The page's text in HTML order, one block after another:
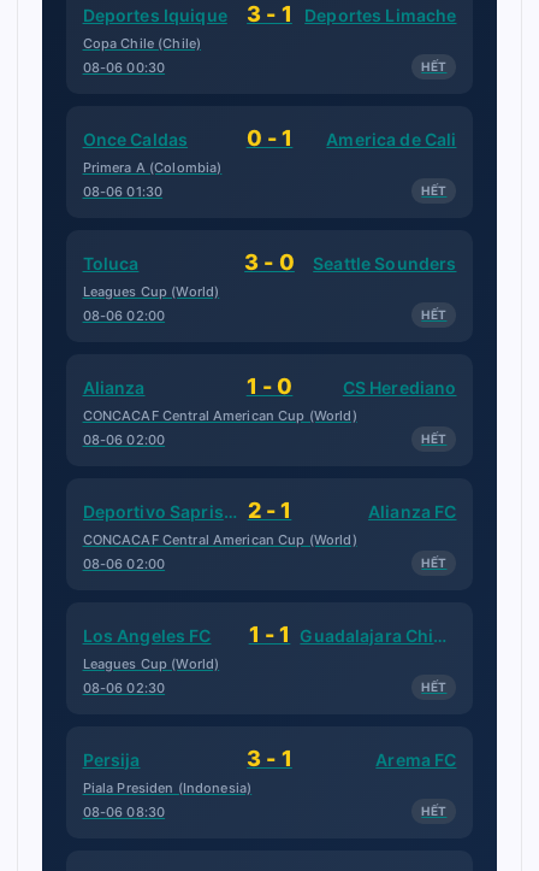
Deportes Iquique 3 - 1 Deportes Limache
Copa Chile (Chile)
08-06 00:30
HẾT
Once Caldas 0 - 1 America de Cali
Primera A (Colombia)
08-06 01:30
HẾT
Toluca 3 - 0 Seattle Sounders
Leagues Cup (World)
08-06 02:00
HẾT
Alianza 1 - 0 CS Herediano
CONCACAF Central American Cup (World)
08-06 02:00
HẾT
Deportivo Saprissa 2 - 1 Alianza FC
CONCACAF Central American Cup (World)
08-06 02:00
HẾT
Los Angeles FC 1 - 1 Guadalajara Chivas
Leagues Cup (World)
08-06 02:30
HẾT
Persija 3 - 1 Arema FC
Piala Presiden (Indonesia)
08-06 08:30
HẾT